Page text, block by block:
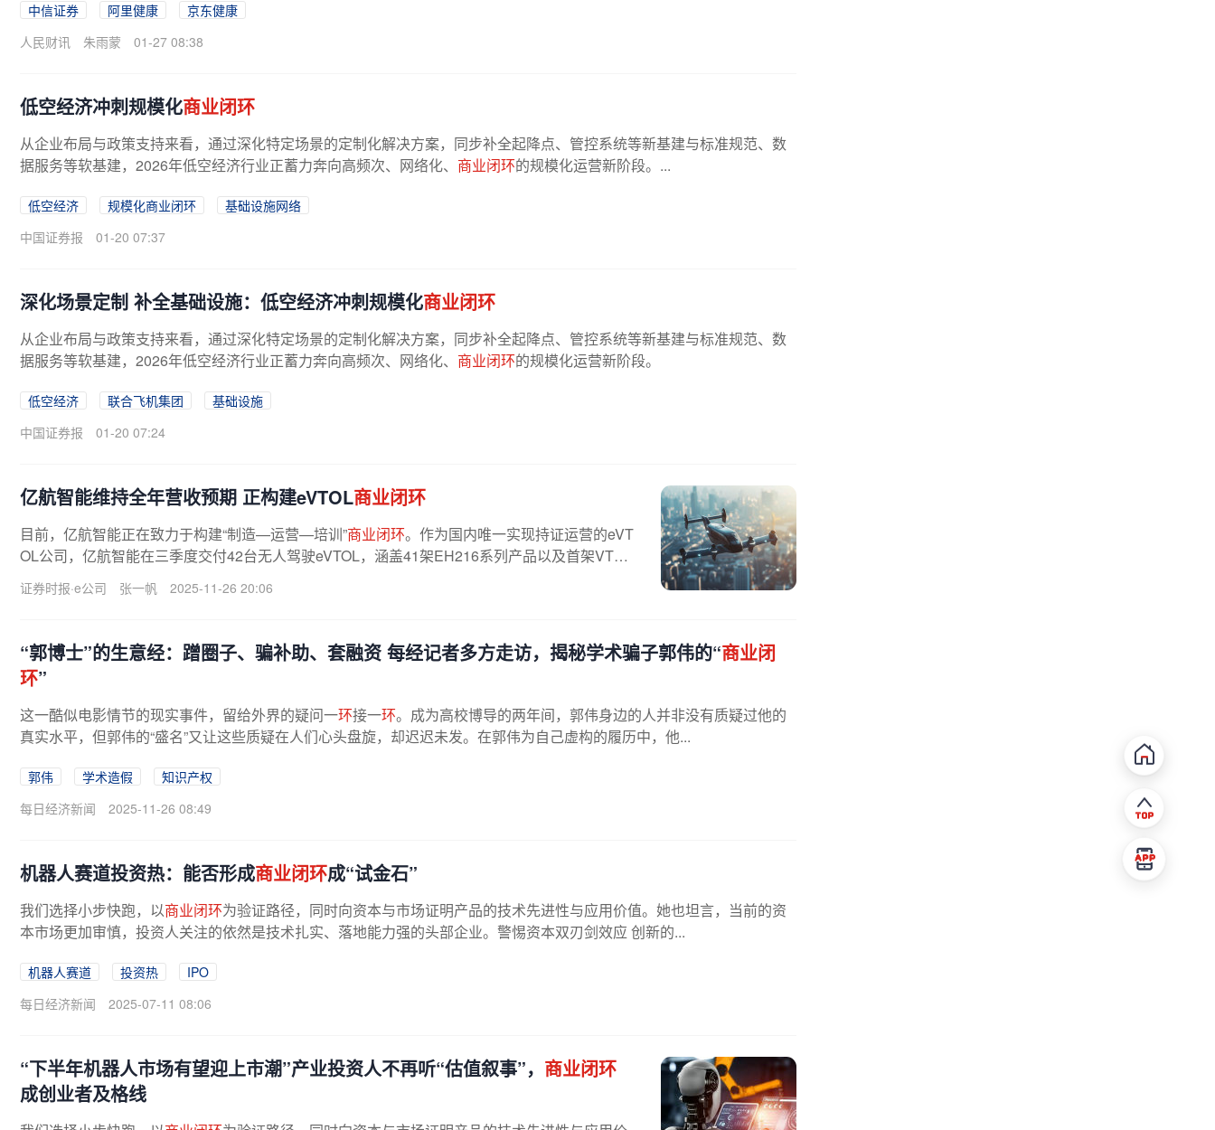
中信证券 阿里健康
京东健康
人民财讯
朱雨蒙 01-27 08:38
低空经济冲刺规模化商业闭环
从企业布局与政策支持来看，通过深化特定场景的定制化解决方案，同步补全起降点、管控系统等新基建与标准规范、数
据服务等软基建，2026年低空经济行业正蓄力奔向高频次、网络化、 商业闭环的规模化运营新阶段。...
低空经济 规模化商业闭环
基础设施网络
中国证券报
01-20 07:37
深化场景定制 补全基础设施：低空经济冲刺规模化商业闭环
从企业布局与政策支持来看，通过深化特定场景的定制化解决方案，同步补全起降点、管控系统等新基建与标准规范、数
据服务等软基建，2026年低空经济行业正蓄力奔向高频次、网络化、 商业闭环的规模化运营新阶段。
低空经济 联合飞机集团
基础设施
中国证券报
01-20 07:24
亿航智能维持全年营收预期 正构建eVTOL商业闭环
目前，亿航智能正在致力于构建“制造—运营—培训”商业闭环。作为国内唯一实现持证运营的eVT
OL公司，亿航智能在三季度交付42台无人驾驶eVTOL，涵盖41架EH216系列产品以及首架VT3
5。这一数字较上年同期的63架、上一...
证券时报·e公司 张一帆 2025-11-26 20:06
“郭博士”的生意经：蹭圈子、骗补助、套融资 每经记者多方走访，揭秘学术骗子郭伟的“商业闭
环”
这一酷似电影情节的现实事件，留给外界的疑问一环接一环。成为高校博导的两年间，郭伟身边的人并非没有质疑过他的
真实水平，但郭伟的“盛名”又让这些质疑在人们心头盘旋，却迟迟未发。在郭伟为自己虚构的履历中，他...
郭伟 学术造假
知识产权
每日经济新闻
2025-11-26 08:49
机器人赛道投资热：能否形成商业闭环成“试金石”
我们选择小步快跑，以商业闭环为验证路径，同时向资本与市场证明产品的技术先进性与应用价值。她也坦言，当前的资
本市场更加审慎，投资人关注的依然是技术扎实、落地能力强的头部企业。警惕资本双刃剑效应 创新的...
机器人赛道 投资热
IPO
每日经济新闻
2025-07-11 08:06
“下半年机器人市场有望迎上市潮”产业投资人不再听“估值叙事”， 商业闭环
成创业者及格线